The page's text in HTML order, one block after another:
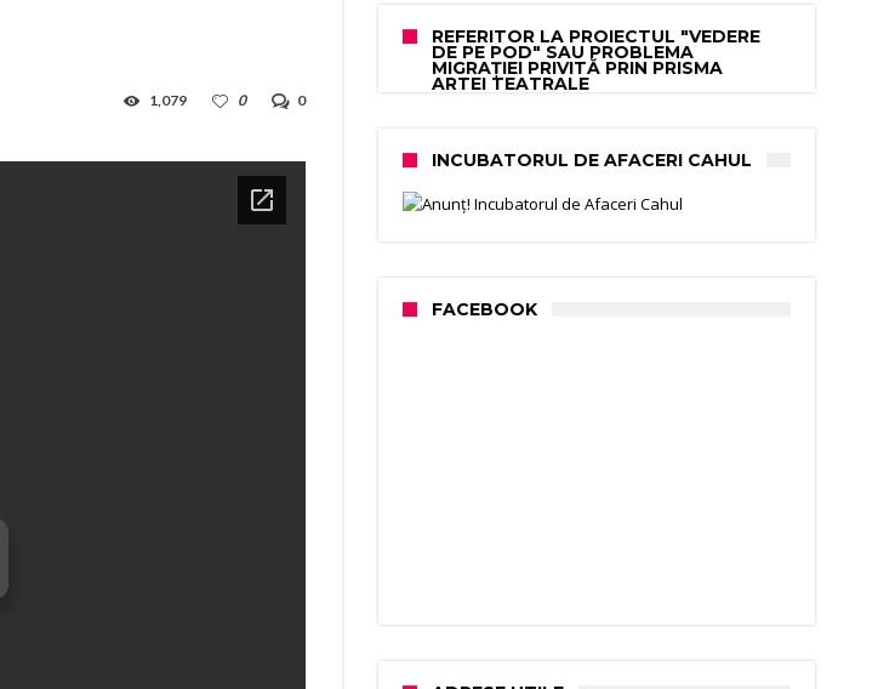
0
0
1,079
REFERITOR LA PROIECTUL "VEDERE
DE PE POD" SAU PROBLEMA
MIGRAȚIEI PRIVITĂ PRIN PRISMA
ARTEI TEATRALE
INCUBATORUL DE AFACERI CAHUL
FACEBOOK